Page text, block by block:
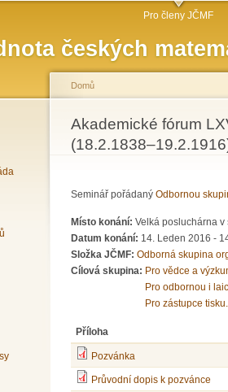
českých
Pro členy JČMF
Jste zde
Domů
Akademické fórum
Seminář pořádaný Odbornou
Místo konání: Velká posluchárna v
Datum konání: 14. Leden 2016 -
Složka JČMF: Odborná skupina
Cílová skupina: Pro vědce a
Pro odbornou i
Pro zástupce tisku.
Příloha
Pozvánka
Průvodní dopis k pozvánce